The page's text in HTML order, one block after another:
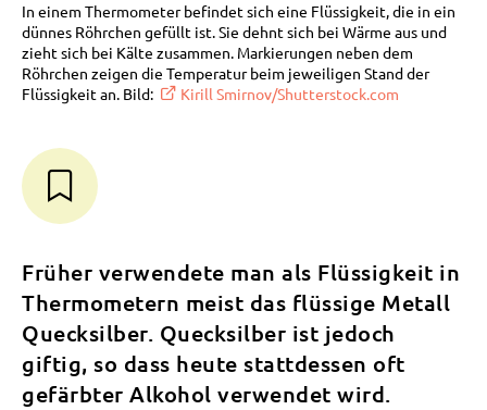
In einem Thermometer befindet sich eine Flüssigkeit, die in ein
dünnes Röhrchen gefüllt ist. Sie dehnt sich bei Wärme aus und
zieht sich bei Kälte zusammen. Markierungen neben dem
Röhrchen zeigen die Temperatur beim jeweiligen Stand der
Flüssigkeit an. Bild:
Kirill Smirnov/Shutterstock.com
Früher verwendete man als Flüssigkeit in
Thermometern meist das flüssige Metall
Quecksilber. Quecksilber ist jedoch
giftig, so dass heute stattdessen oft
gefärbter Alkohol verwendet wird.